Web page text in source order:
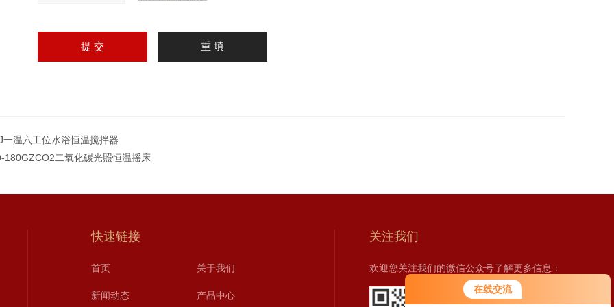
在线交流
一温六工位水浴恒温搅拌器
180GZCO2二氧化碳光照恒温摇床
快速链接
首页 关于我们
新闻动态 产品中心
关注我们
欢迎您关注我们的微信公众号了解更多信息：